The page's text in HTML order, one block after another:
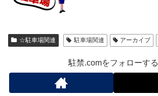
☆駐車場関連 駐車場関連 アーカイブ
駐禁.comをフォローする